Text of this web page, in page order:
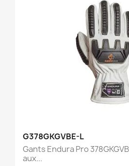
G378GKGVBE-L
Gants Endura Pro
aux...